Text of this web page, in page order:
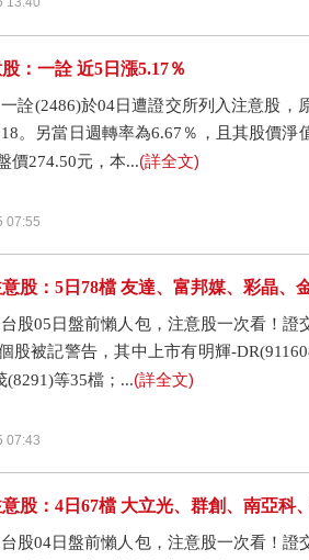
：一詮 近5日漲5.17％
一詮(2486)於04日遭證交所列入注意股，
。另當日週轉率為6.67％，且其股價
價274.50元，本...(詳全文)
07:55
意股：5日78檔 友達、富邦媒、彩晶、
台股05日盤前懶人包，注意股一次看！
股被記警告，其中上市有明輝-
(8291)等35檔；...(詳全文)
07:43
意股：4日67檔 大立光、群創、南亞科
台股04日盤前懶人包，注意股一次看！